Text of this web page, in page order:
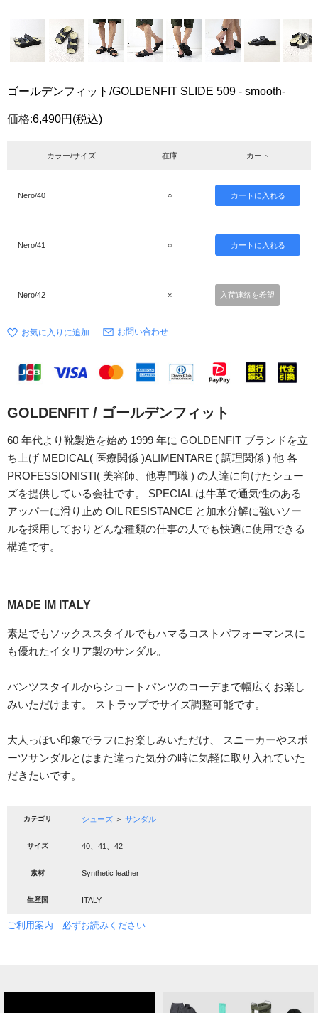
ゴールデンフィット/GOLDENFIT SLIDE 509 - smooth-
価格:6,490円 (税込)
カラー/サイズ 在庫 カート
Nero/40 ○
Nero/41 ○
Nero/42 × 入荷連絡を希望
お問い合わせ
GOLDENFIT / ゴールデンフィット
60 年代より靴製造を始め 1999 年に GOLDENFIT ブランドを立
ち上げ MEDICAL( 医療関係 )ALIMENTARE ( 調理関係 ) 他 各
PROFESSIONISTI( 美容師、他専門職 ) の人達に向けたシュー
ズを提供している会社です。 SPECIAL は牛革で通気性のある
アッパーに滑り止め OIL RESISTANCE と加水分解に強いソー
ルを採用しておりどんな種類の仕事の人でも快適に使用できる
構造です。
MADE IM ITALY
素足でもソックススタイルでもハマるコストパフォーマンスに
も優れたイタリア製のサンダル。
パンツスタイルからショートパンツのコーデまで幅広くお楽し
みいただけます。 ストラップでサイズ調整可能です。
大人っぽい印象でラフにお楽しみいただけ、 スニーカーやスポ
ーツサンダルとはまた違った気分の時に気軽に取り入れていた
だきたいです。
カテゴリ シューズ ＞ サンダル
サイズ 40、41、42
素材 Synthetic leather
生産国 ITALY
ご利用案内 必ずお読みください